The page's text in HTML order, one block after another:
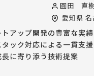
圓田 直
愛知県 名
トアップ開発の豊富な実績
タック対応による一貫支援
に寄り添う技術提案